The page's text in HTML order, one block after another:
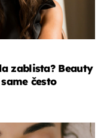
zablista? Beauty
često